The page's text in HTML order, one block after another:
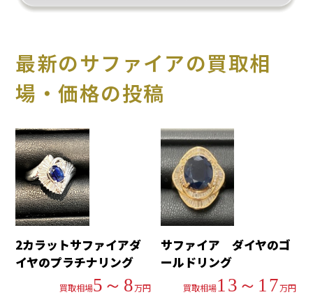
最新のサファイアの買取相
場・価格の投稿
2カラットサファイアダ
イヤのプラチナリング
買取相場5～8万円
サファイア ダイヤのゴ
ールドリング
買取相場13～17万円